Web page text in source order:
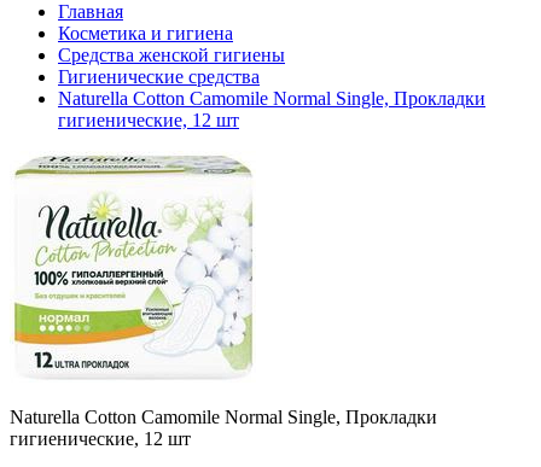
Главная
Косметика и гигиена
Средства женской гигиены
Гигиенические средства
Naturella Cotton Camomile Normal Single, Прокладки
гигиенические, 12 шт
Naturella Cotton Camomile Normal Single, Прокладки
гигиенические, 12 шт